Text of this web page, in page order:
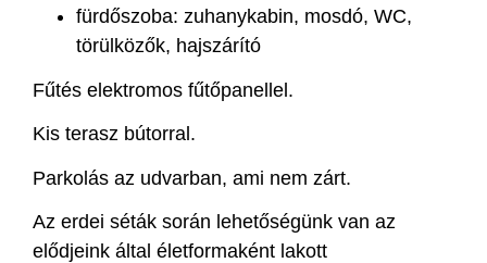
fürdőszoba: zuhanykabin, mosdó, WC,
törülközők, hajszárító
Fűtés elektromos fűtőpanellel.
Kis terasz bútorral.
Parkolás az udvarban, ami nem zárt.
Az erdei séták során lehetőségünk van az
elődjeink által életformaként lakott